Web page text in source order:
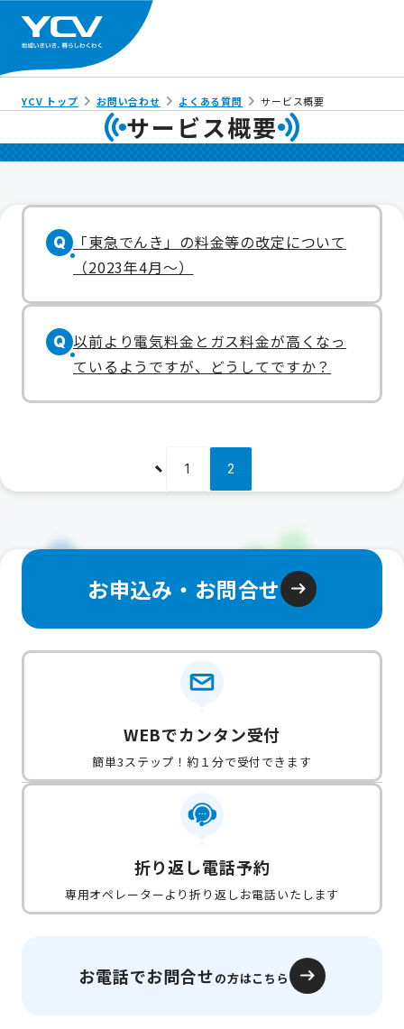
YCV トップ お問い合わせ よくある質問 サービス概要
サービス概要
Q
「東急でんき」の料金等の改定について
（2023年4月～）
Q 以前より電気料金とガス料金が高くなっ
ているようですが、どうしてですか？
1 2
お申込み・お問合せ
WEBでカンタン受付
簡単3ステップ！約１分で受付できます
折り返し電話予約
専用オペレーターより折り返しお電話いたします
お電話でお問合せの方はこちら